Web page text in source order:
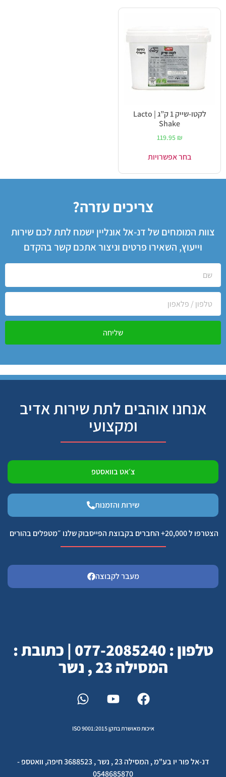
לקטו-שייק 1 ק”ג | Lacto
Shake
119.95 ₪
בחר אפשרויות
צריכים עזרה?
צוות המומחים של דנ-אל אונליין ישמח לתת לכם שירות
וייעוץ, השאירו פרטים וניצור אתכם קשר בהקדם
שליחה
אנחנו אוהבים לתת שירות אדיב
ומקצועי
צ׳אט בוואסטפ
שירות והזמנות
הצטרפו ל 20,000+ החברים בקבוצת הפייסבוק שלנו ״מטפלים בהורים
מעבר לקבוצה
טלפון : 077-2085240 | כתובת :
המסילה 23 , נשר
איכות מאושרת בתקן ISO 9001:2015
דנ-אל פור יו בע"מ , המסילה 23 , נשר , 3688523 חיפה, וואטספ -
0548685870